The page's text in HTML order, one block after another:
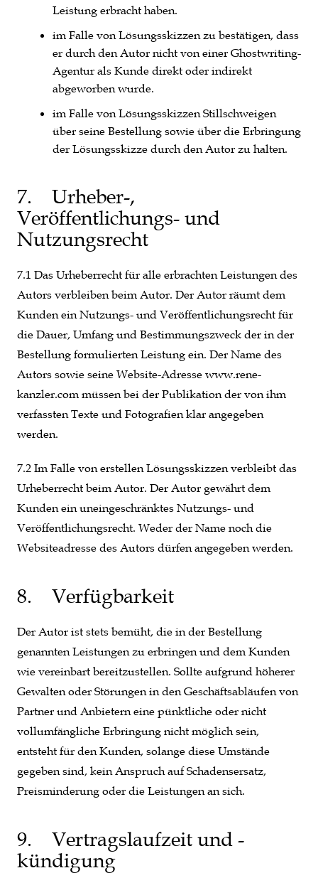
Leistung erbracht haben.
im Falle von Lösungsskizzen zu bestätigen, dass
er durch den Autor nicht von einer Ghostwriting-
Agentur als Kunde direkt oder indirekt
abgeworben wurde.
im Falle von Lösungsskizzen Stillschweigen
über seine Bestellung sowie über die Erbringung
der Lösungsskizze durch den Autor zu halten.
7. Urheber-,
Veröffentlichungs- und
Nutzungsrecht
7.1 Das Urheberrecht für alle erbrachten Leistungen des
Autors verbleiben beim Autor. Der Autor räumt dem
Kunden ein Nutzungs- und Veröffentlichungsrecht für
die Dauer, Umfang und Bestimmungszweck der in der
Bestellung formulierten Leistung ein. Der Name des
Autors sowie seine Website-Adresse www.rene-
kanzler.com müssen bei der Publikation der von ihm
verfassten Texte und Fotografien klar angegeben
werden.
7.2 Im Falle von erstellen Lösungsskizzen verbleibt das
Urheberrecht beim Autor. Der Autor gewährt dem
Kunden ein uneingeschränktes Nutzungs- und
Veröffentlichungsrecht. Weder der Name noch die
Websiteadresse des Autors dürfen angegeben werden.
8. Verfügbarkeit
Der Autor ist stets bemüht, die in der Bestellung
genannten Leistungen zu erbringen und dem Kunden
wie vereinbart bereitzustellen. Sollte aufgrund höherer
Gewalten oder Störungen in den Geschäftsabläufen von
Partner und Anbietern eine pünktliche oder nicht
vollumfängliche Erbringung nicht möglich sein,
entsteht für den Kunden, solange diese Umstände
gegeben sind, kein Anspruch auf Schadensersatz,
Preisminderung oder die Leistungen an sich.
9. Vertragslaufzeit und -
kündigung